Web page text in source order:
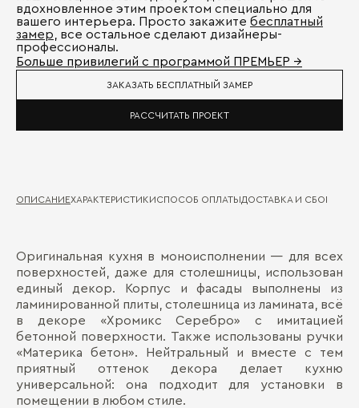
вдохновленное этим проектом специально для
вашего интерьера. Просто закажите бесплатный
замер , все остальное сделают дизайнеры-
профессионалы.
Больше привилегий с программой ПРЕМЬЕР →
ЗАКАЗАТЬ БЕСПЛАТНЫЙ ЗАМЕР
РАССЧИТАТЬ ПРОЕКТ
ОПИСАНИЕХАРАКТЕРИСТИКИСПОСОБ ОПЛАТЫДОСТАВКА И СБОРКА
Оригинальная кухня в моноисполнении — для всех
поверхностей, даже для столешницы, использован
единый декор. Корпус и фасады выполнены из
ламинированной плиты, столешница из ламината, всё
в декоре «Хромикс Серебро» с имитацией
бетонной поверхности. Также использованы ручки
«Материка бетон». Нейтральный и вместе с тем
приятный оттенок декора делает кухню
универсальной: она подходит для установки в
помещении в любом стиле.